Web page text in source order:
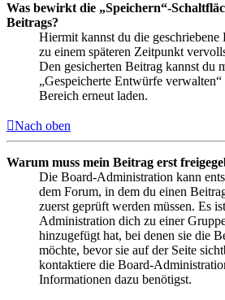
Was bewirkt die „Speichern“-
Beitrags?
Hiermit kannst du die geschriebene
zu einem späteren Zeitpunkt
Den gesicherten Beitrag kannst du
„Gespeicherte Entwürfe
Bereich erneut laden.
Nach oben
Warum muss mein Beitrag erst
Die Board-Administration kann
dem Forum, in dem du einen
zuerst geprüft werden müssen. Es
Administration dich zu einer
hinzugefügt hat, bei denen sie die
möchte, bevor sie auf der Seite
kontaktiere die Board-
Informationen dazu benötigst.